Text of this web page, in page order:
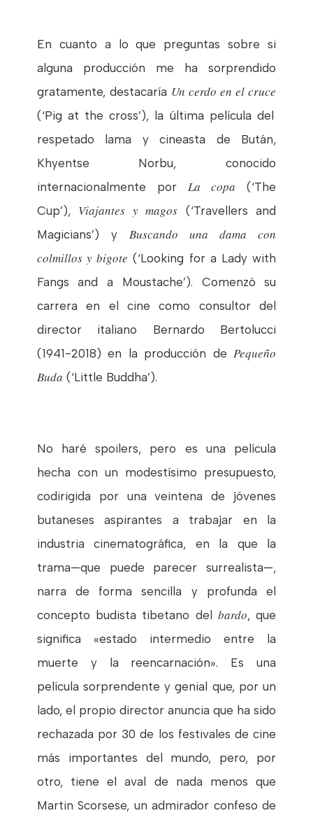
En cuanto a lo que preguntas sobre si
alguna producción me ha sorprendido
gratamente, destacaría Un cerdo en el cruce
(‘Pig at the cross’), la última película del
respetado lama y cineasta de Bután,
Khyentse Norbu, conocido
internacionalmente por La copa (‘The
Cup’), Viajantes y magos (‘Travellers and
Magicians’) y Buscando una dama con
colmillos y bigote (‘Looking for a Lady with
Fangs and a Moustache’). Comenzó su
carrera en el cine como consultor del
director italiano Bernardo Bertolucci
(1941-2018) en la producción de Pequeño
Buda (‘Little Buddha’).
No haré spoilers, pero es una película
hecha con un modestísimo presupuesto,
codirigida por una veintena de jóvenes
butaneses aspirantes a trabajar en la
industria cinematográfica, en la que la
trama—que puede parecer surrealista—,
narra de forma sencilla y profunda el
concepto budista tibetano delbardo, que
significa «estado intermedio entre la
muerte y la reencarnación». Es una
película sorprendente y genial que, por un
lado, el propio director anuncia que ha sido
rechazada por 30 de los festivales de cine
más importantes del mundo, pero, por
otro, tiene el aval de nada menos que
Martin Scorsese, un admirador confeso de